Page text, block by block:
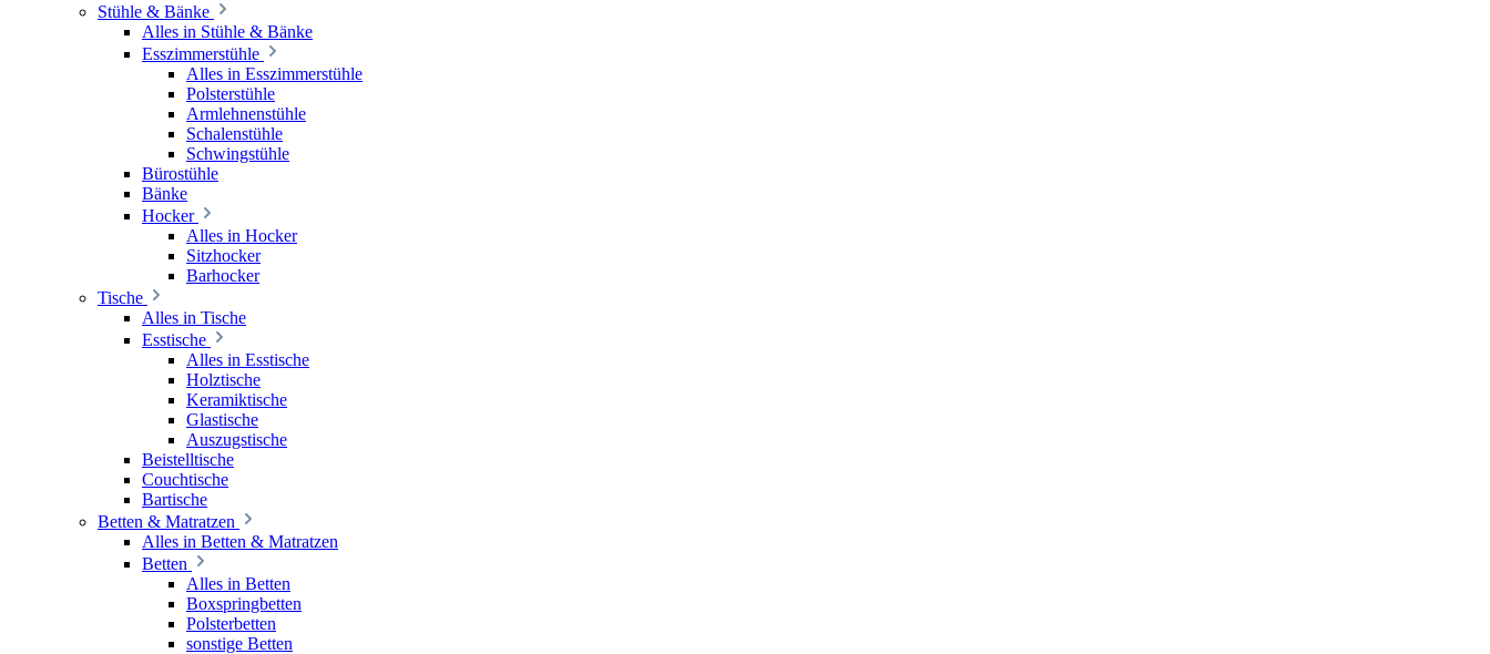
Stühle & Bänke
Alles in Stühle & Bänke
Esszimmerstühle
Alles in Esszimmerstühle
Polsterstühle
Armlehnenstühle
Schalenstühle
Schwingstühle
Bürostühle
Bänke
Hocker
Alles in Hocker
Sitzhocker
Barhocker
Tische
Alles in Tische
Esstische
Alles in Esstische
Holztische
Keramiktische
Glastische
Auszugstische
Beistelltische
Couchtische
Bartische
Betten & Matratzen
Alles in Betten & Matratzen
Betten
Alles in Betten
Boxspringbetten
Polsterbetten
sonstige Betten